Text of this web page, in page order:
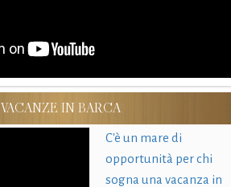
VACANZE IN BARCA
C'è un mare di
opportunità per chi
sogna una vacanza in